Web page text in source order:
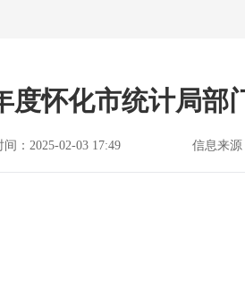
度怀化市统计局部
间：2025-02-03 17:49 信息来